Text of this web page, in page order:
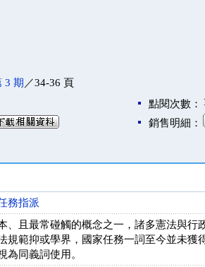
3 期 ／34-36 頁
點閱次數：
銷售明細：
務指派
、且最常碰觸的概念之一，諸多憲法與
規範抑或學界，國家任務一詞至今並未
為同義詞使用。